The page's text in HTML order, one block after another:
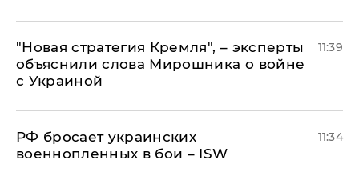
"Новая стратегия Кремля", – эксперты
объяснили слова Мирошника о войне
с Украиной
11:39
РФ бросает украинских
военнопленных в бои – ISW
11:34